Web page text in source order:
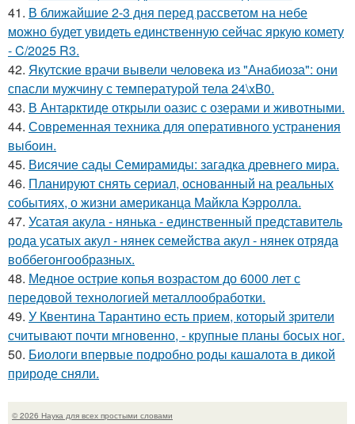
41. В ближайшие 2-3 дня перед рассветом на небе
можно будет увидеть единственную сейчас яркую комету
- C/2025 R3.
42. Якутские врачи вывели человека из "Анабиоза": они
спасли мужчину с температурой тела 24\xB0.
43. В Антарктиде открыли оазис с озерами и животными.
44. Современная техника для оперативного устранения
выбоин.
45. Висячие сады Семирамиды: загадка древнего мира.
46. Планируют снять сериал, основанный на реальных
событиях, о жизни американца Майкла Кэрролла.
47. Усатая акула - нянька - единственный представитель
рода усатых акул - нянек семейства акул - нянек отряда
воббегонгообразных.
48. Медное острие копья возрастом до 6000 лет с
передовой технологией металлообработки.
49. У Квентина Тарантино есть прием, который зрители
считывают почти мгновенно, - крупные планы босых ног.
50. Биологи впервые подробно роды кашалота в дикой
природе сняли.
© 2026 Наука для всех простыми словами